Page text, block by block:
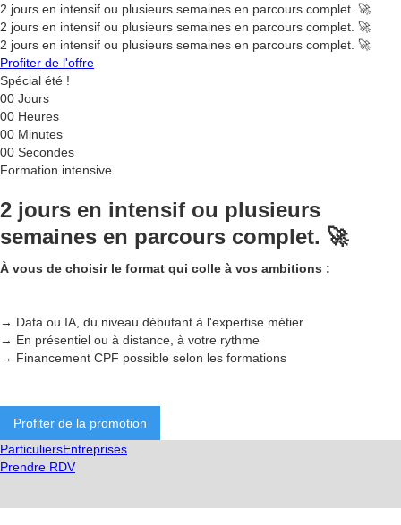
2 jours en intensif ou plusieurs semaines en parcours complet. 🚀
2 jours en intensif ou plusieurs semaines en parcours complet. 🚀
2 jours en intensif ou plusieurs semaines en parcours complet. 🚀
Profiter de l'offre
Spécial été !
00 Jours
00 Heures
00 Minutes
00 Secondes
Formation intensive
2 jours en intensif ou plusieurs
semaines en parcours complet. 🚀
À vous de choisir le format qui colle à vos ambitions :
→ Data ou IA, du niveau débutant à l'expertise métier
→ En présentiel ou à distance, à votre rythme
→ Financement CPF possible selon les formations
Profiter de la promotion
ParticuliersEntreprises
Prendre RDV